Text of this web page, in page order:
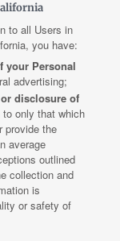
to all Users in
you have:
your Personal
advertising;
disclosure of
to only that which
provide the
average
outlined
collection and
is
or safety of